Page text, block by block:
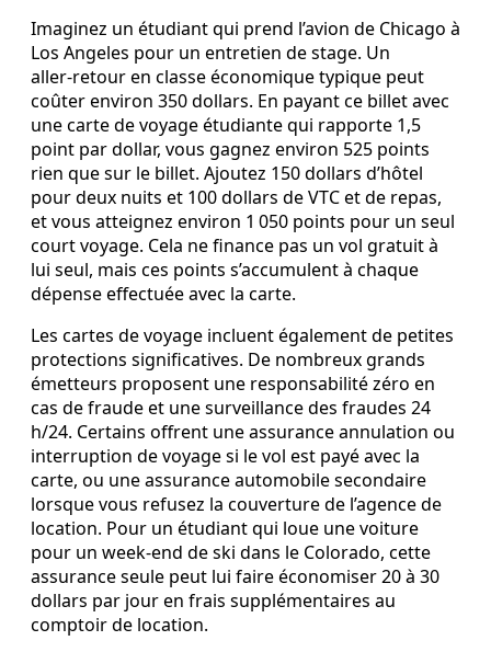
Imaginez un étudiant qui prend l’avion de Chicago à
Los Angeles pour un entretien de stage. Un
aller‑retour en classe économique typique peut
coûter environ 350 dollars. En payant ce billet avec
une carte de voyage étudiante qui rapporte 1,5
point par dollar, vous gagnez environ 525 points
rien que sur le billet. Ajoutez 150 dollars d’hôtel
pour deux nuits et 100 dollars de VTC et de repas,
et vous atteignez environ 1 050 points pour un seul
court voyage. Cela ne finance pas un vol gratuit à
lui seul, mais ces points s’accumulent à chaque
dépense effectuée avec la carte.
Les cartes de voyage incluent également de petites
protections significatives. De nombreux grands
émetteurs proposent une responsabilité zéro en
cas de fraude et une surveillance des fraudes 24
h/24. Certains offrent une assurance annulation ou
interruption de voyage si le vol est payé avec la
carte, ou une assurance automobile secondaire
lorsque vous refusez la couverture de l’agence de
location. Pour un étudiant qui loue une voiture
pour un week‑end de ski dans le Colorado, cette
assurance seule peut lui faire économiser 20 à 30
dollars par jour en frais supplémentaires au
comptoir de location.